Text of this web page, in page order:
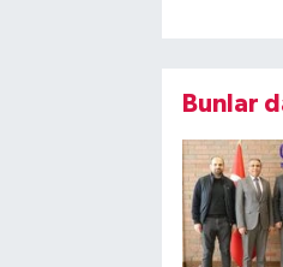
Bunlar